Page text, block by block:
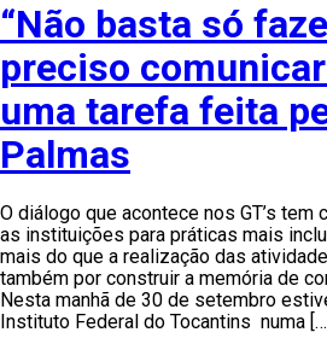
“Não basta só
preciso
uma tarefa feita
Palmas
O diálogo que acontece nos GT’s tem
as instituições para práticas mais
mais do que a realização das
também por construir a memória de
Nesta manhã de 30 de setembro
Instituto Federal do Tocantins numa